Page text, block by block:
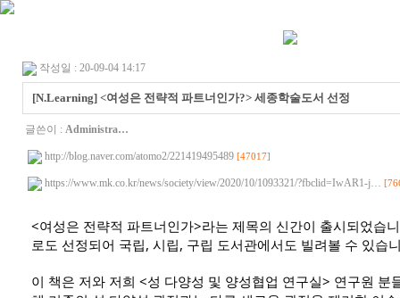
작성일 : 20-09-04 14:17
[N.Learning] <여성은 전략적 파트너인가?> 세종학술도서 선정
글쓴이 : Administra…
http://blog.naver.com/atomo2/221419495489 [47017]
https://www.mk.co.kr/news/society/view/2020/10/1093321/?fbclid=IwAR1-j…
<여성은 전략적 파트너인가>라는 제목의 신간이 출시되었습
로도 선정되어 국립, 시립, 구립 도서관에서도 빌려볼 수 있습
이 책은 저와 저희 <성 다양성 및 양성협업 연구실> 연구원 분